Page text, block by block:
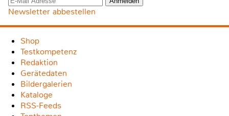
Newsletter abbestellen
Shop
Testkompetenz
Redaktion
Gerätedaten
Bildergalerien
Kataloge
RSS-Feeds